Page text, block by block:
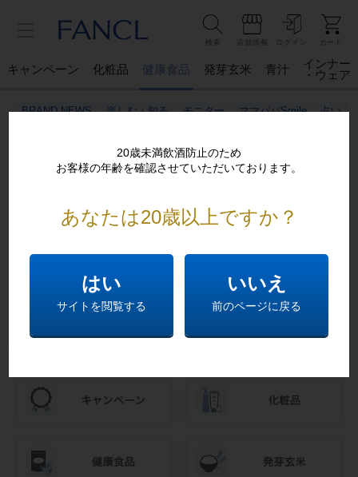
検索 ログイン カート
キャンペーン 化粧品 健康食品 発芽玄米 青汁
インナー
・ウェア
BRAND NEWS 楽しむ・知る モニター ママパパSmile 占い
ご不便おかけし申し訳ございません。
ページが表示できません。
20歳未満飲酒防止のため
お客様の年齢を確認させていただいております。
あなたは20歳以上ですか？
はい
サイトを閲覧する
いいえ
前のページに戻る